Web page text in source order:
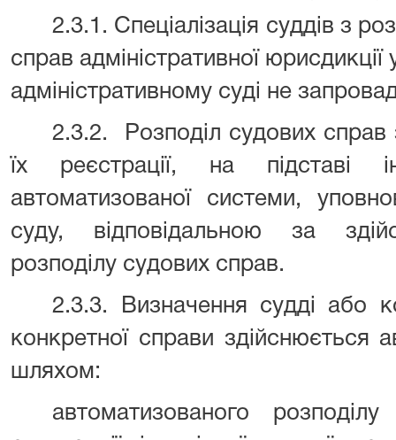
2.3.1. Спеціалізація суддів з
справ адміністративної
адміністративному суді не
2.3.2.
Розподіл судових
їх реєстрації, на підставі
автоматизованої системи,
суду, відповідальною за
розподілу судових справ.
2.3.3. Визначення судді або
конкретної справи здійснюється
шляхом:
автоматизованого